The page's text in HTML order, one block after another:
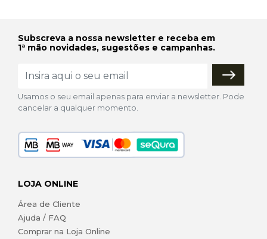
Subscreva a nossa newsletter e receba em
1ª mão novidades, sugestões e campanhas.
Usamos o seu email apenas para enviar a newsletter. Pode
cancelar a qualquer momento.
LOJA ONLINE
Área de Cliente
Ajuda / FAQ
Comprar na Loja Online